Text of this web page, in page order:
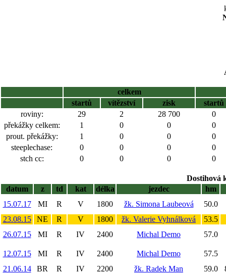
celkem
startů
vítězství zisk
startů
roviny:
29 2 28 700
0
překážky celkem:
1 0 0
0
prout. překážky:
1 0 0
0
steeplechase:
0 0 0
0
stch cc:
0 0 0 0
Dostihová
datum
z td kat délka jezdec
hm
15.07.17
MI R V 1800 žk. Simona Laubeová
50.0
23.08.15
NE R V 1800 žk. Valerie Vyhnálková
53.5
26.07.15
MI R IV 2400 Michal Demo 57.0
12.07.15 MI R IV 2400 Michal Demo
57.5
21.06.14
BR R IV 2200 žk. Radek Man 59.0